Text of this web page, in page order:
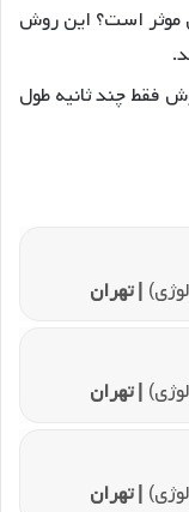
موثر است؟ این روش
فقط چند ثانیه طول
| تهران
| تهران
| تهران